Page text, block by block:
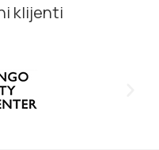
klijenti